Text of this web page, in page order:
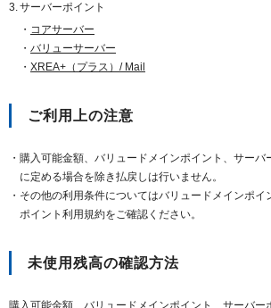
サーバーポイント
コアサーバー
バリューサーバー
XREA+（プラス）/ Mail
ご利用上の注意
購入可能金額、バリュードメインポイント、サーバ
に定める場合を除き払戻しは行いません。
その他の利用条件についてはバリュードメインポイ
ポイント利用規約をご確認ください。
未使用残高の確認方法
購入可能金額、バリュードメインポイント、サーバー